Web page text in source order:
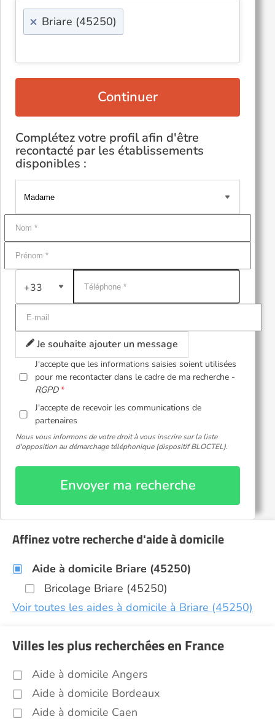
× Briare (45250)
Continuer
Complétez votre profil afin d'être
recontacté par les établissements
disponibles :
+33
Je souhaite ajouter un message
J'accepte que les informations saisies soient utilisées
pour me recontacter dans le cadre de ma recherche -
RGPD
J'accepte de recevoir les communications de
partenaires
Nous vous informons de votre droit à vous inscrire sur la liste
d'opposition au démarchage téléphonique (dispositif BLOCTEL).
Envoyer ma recherche
Affinez votre recherche d'aide à domicile
Aide à domicile Briare (45250)
Bricolage Briare (45250)
Voir toutes les aides à domicile à Briare (45250)
Villes les plus recherchées en France
Aide à domicile Angers
Aide à domicile Bordeaux
Aide à domicile Caen